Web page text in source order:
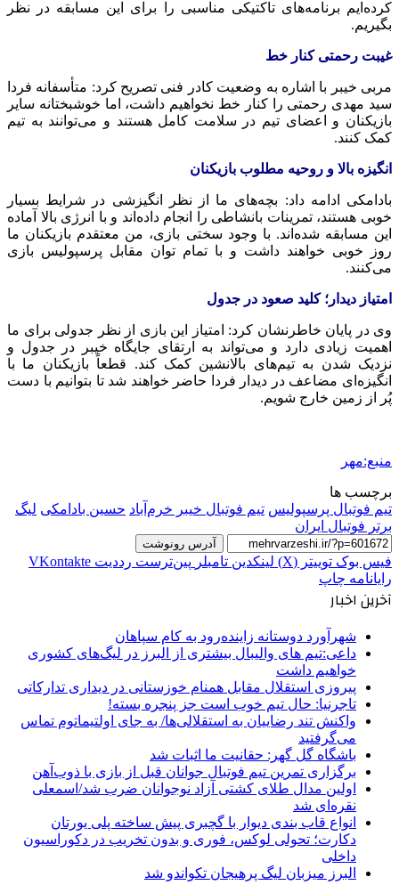
کرده‌ایم برنامه‌های تاکتیکی مناسبی را برای این مسابقه در نظر
بگیریم.
غیبت رحمتی کنار خط
مربی خیبر با اشاره به وضعیت کادر فنی تصریح کرد: متأسفانه فردا
سید مهدی رحمتی را کنار خط نخواهیم داشت، اما خوشبختانه سایر
بازیکنان و اعضای تیم در سلامت کامل هستند و می‌توانند به تیم
کمک کنند.
انگیزه بالا و روحیه مطلوب بازیکنان
بادامکی ادامه داد: بچه‌های ما از نظر انگیزشی در شرایط بسیار
خوبی هستند، تمرینات بانشاطی را انجام داده‌اند و با انرژی بالا آماده
این مسابقه شده‌اند. با وجود سختی بازی، من معتقدم بازیکنان ما
روز خوبی خواهند داشت و با تمام توان مقابل پرسپولیس بازی
می‌کنند.
امتیاز دیدار؛ کلید صعود در جدول
وی در پایان خاطرنشان کرد: امتیاز این بازی از نظر جدولی برای ما
اهمیت زیادی دارد و می‌تواند به ارتقای جایگاه خیبر در جدول و
نزدیک شدن به تیم‌های بالانشین کمک کند. قطعاً بازیکنان ما با
انگیزه‌ای مضاعف در دیدار فردا حاضر خواهند شد تا بتوانیم با دست
پُر از زمین خارج شویم.
منبع:مهر
برچسب ها
تیم فوتبال پرسپولیس تیم فوتبال خیبر خرم‌آباد حسین بادامکی لیگ
برتر فوتبال ایران
آدرس رونوشت
فیس بوک توییتر (X) لینکدین ‫تامبلر ‫پین‌ترست ‫رددیت ‫VKontakte
رایانامه چاپ
آخرین اخبار
شهرآورد دوستانه زاینده‌رود به کام سپاهان
داعی:تیم های والیبال بیشتری از البرز در لیگ‌های کشوری
خواهیم داشت
پیروزی استقلال مقابل همنام خوزستانی در دیداری تدارکاتی
تاجرنیا: حال تیم خوب است جز پنجره بسته!
واکنش تند رضاییان به استقلالی‌ها/ به جای اولتیماتوم تماس
می‌گرفتید
باشگاه گل گهر: حقانیت ما اثبات شد
برگزاری تمرین تیم فوتبال جوانان قبل از بازی با ذوب‌آهن
اولین مدال طلای کشتی آزاد نوجوانان ضرب شد/اسمعلی
نقره‌ای شد
انواع قاب بندی دیوار با گچبری پیش ساخته پلی یورتان
دکارت؛ تحولی لوکس، فوری و بدون تخریب در دکوراسیون
داخلی
البرز میزبان لیگ پرهیجان تکواندو شد